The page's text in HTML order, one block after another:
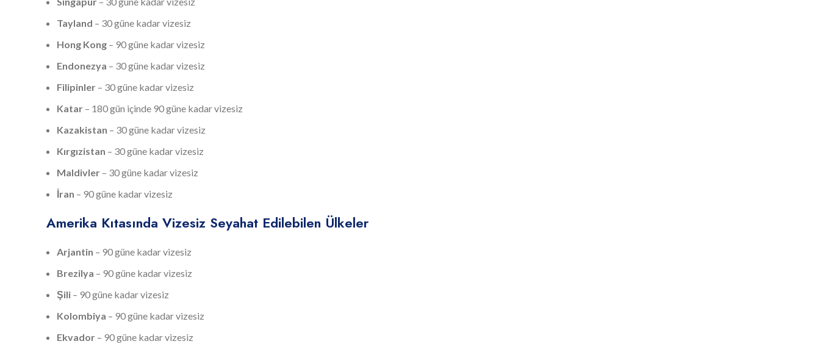
Tayland – 30 güne kadar vizesiz
Hong Kong – 90 güne kadar vizesiz
Endonezya – 30 güne kadar vizesiz
Filipinler – 30 güne kadar vizesiz
Katar – 180 gün içinde 90 güne kadar vizesiz
Kazakistan – 30 güne kadar vizesiz
Kırgızistan – 30 güne kadar vizesiz
Maldivler – 30 güne kadar vizesiz
İran – 90 güne kadar vizesiz
Amerika Kıtasında Vizesiz Seyahat Edilebilen Ülkeler
Arjantin – 90 güne kadar vizesiz
Brezilya – 90 güne kadar vizesiz
Şili – 90 güne kadar vizesiz
Kolombiya – 90 güne kadar vizesiz
Ekvador – 90 güne kadar vizesiz